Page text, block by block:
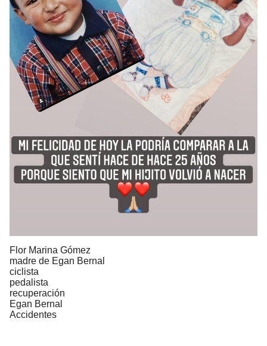
Flor Marina Gómez
madre de Egan Bernal
ciclista
pedalista
recuperación
Egan Bernal
Accidentes